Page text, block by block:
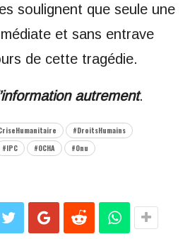
soulignent que seule une
et sans entrave
de cette tragédie.
autrement.
#DroitsHumains
#IPC #OCHA #Onu